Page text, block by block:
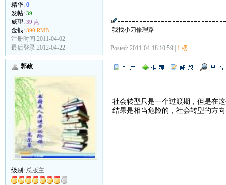
精华: 0
发帖: 39
威望: 39 点
金钱: 390 RMB
注册时间:2011-04-02
最后登录:2012-04-22
我找小刀修理路
Posted: 2011-04-18 10:59 | 1 楼
郭政
级别: 总版主
社会转型只是一个过渡期，但是在
结果是相当危险的，社会转型的方